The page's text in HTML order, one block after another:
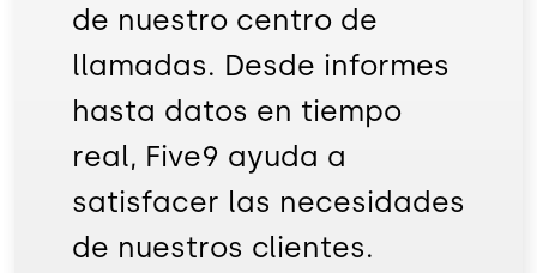
de nuestro centro de
llamadas. Desde informes
hasta datos en tiempo
real, Five9 ayuda a
satisfacer las necesidades
de nuestros clientes.